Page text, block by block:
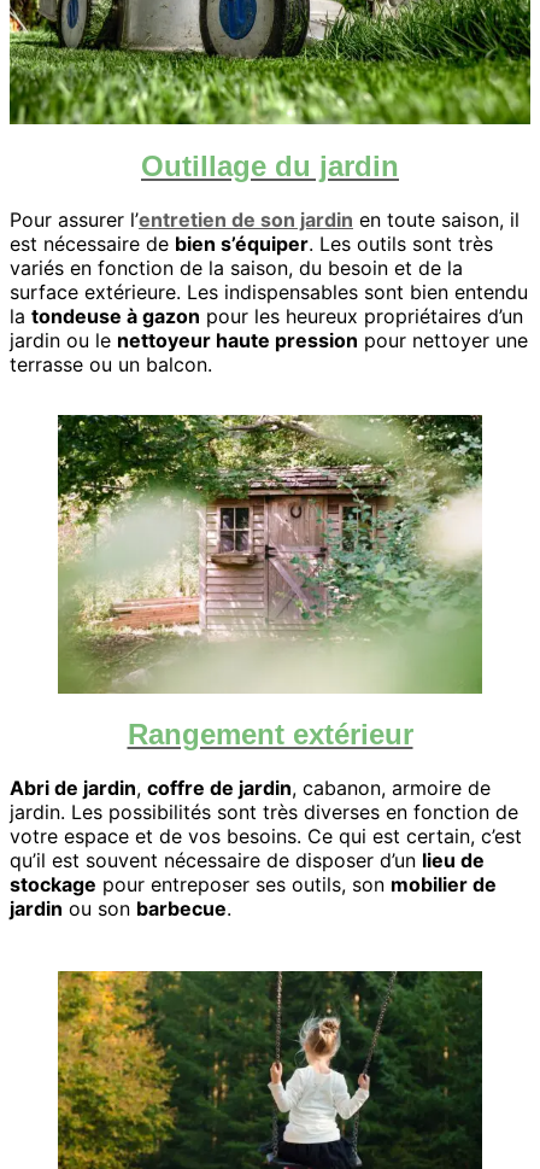
Outillage du jardin
Pour assurer l’entretien de son jardin en toute saison, il
est nécessaire de bien s’équiper. Les outils sont très
variés en fonction de la saison, du besoin et de la
surface extérieure. Les indispensables sont bien entendu
la tondeuse à gazon pour les heureux propriétaires d’un
jardin ou le nettoyeur haute pression pour nettoyer une
terrasse ou un balcon.
Rangement extérieur
Abri de jardin, coffre de jardin, cabanon, armoire de
jardin. Les possibilités sont très diverses en fonction de
votre espace et de vos besoins. Ce qui est certain, c’est
qu’il est souvent nécessaire de disposer d’un lieu de
stockage pour entreposer ses outils, son mobilier de
jardin ou son barbecue.